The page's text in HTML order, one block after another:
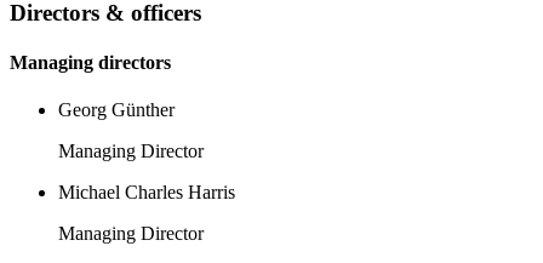
Directors & officers
Managing directors
Georg Günther
Managing Director
Michael Charles Harris
Managing Director